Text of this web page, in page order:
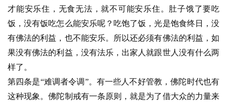
才能安乐住，无食无法，就不可能安乐住。肚子饿了要吃
饭，没有饭吃怎么能安乐呢？吃饱了饭，光是饱食终日，没
有佛法的利益，也不能安乐。所以还必须有佛法的利益，如
果没有佛法的利益，没有法乐，出家人就跟世人没有什么两
样了。
第四条是“难调者令调”。有一些人不好管教，佛陀时代也有
这种现象。佛陀制戒有一条原则，就是为了借大众的力量来